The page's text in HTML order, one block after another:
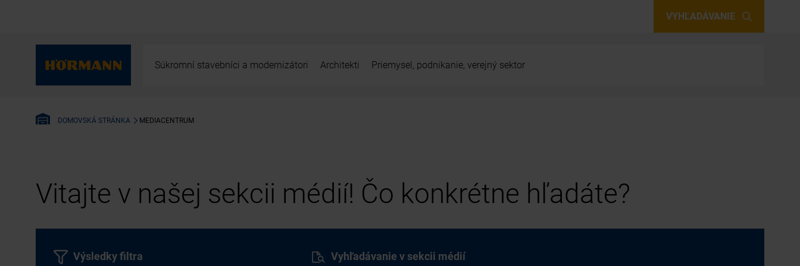
VYHĽADÁVANIE
Súkromní stavebníci a modernizátori Architekti Priemysel, podnikanie, verejný sektor
DOMOVSKÁ STRÁNKA MEDIACENTRUM
Vitajte v našej sekcii médií! Čo konkrétne hľadáte?
Vyhľadávanie v sekcii médií
Výsledky filtra